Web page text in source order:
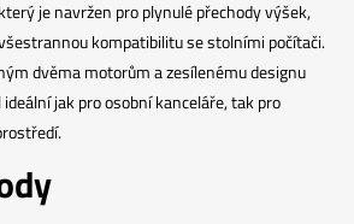
je navržen pro plynulé přechody výšek,
kompatibilitu se stolními počítači.
dvěma motorům a zesílenému designu
jak pro osobní kanceláře, tak pro